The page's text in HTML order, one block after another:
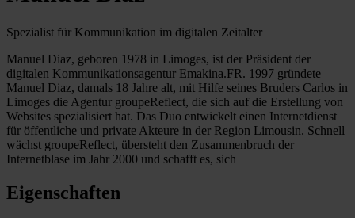
Spezialist für Kommunikation im digitalen Zeitalter
Manuel Diaz, geboren 1978 in Limoges, ist der Präsident der
digitalen Kommunikationsagentur Emakina.FR. 1997 gründete
Manuel Diaz, damals 18 Jahre alt, mit Hilfe seines Bruders Carlos in
Limoges die Agentur groupeReflect, die sich auf die Erstellung von
Websites spezialisiert hat. Das Duo entwickelt einen Internetdienst
für öffentliche und private Akteure in der Region Limousin. Schnell
wächst groupeReflect, übersteht den Zusammenbruch der
Internetblase im Jahr 2000 und schafft es, sich
Eigenschaften